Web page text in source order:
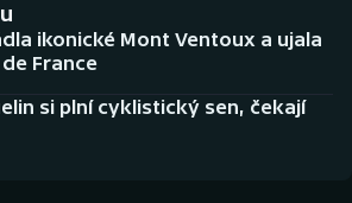
ikonické Mont Ventoux a ujala
France
si plní cyklistický sen, čekají